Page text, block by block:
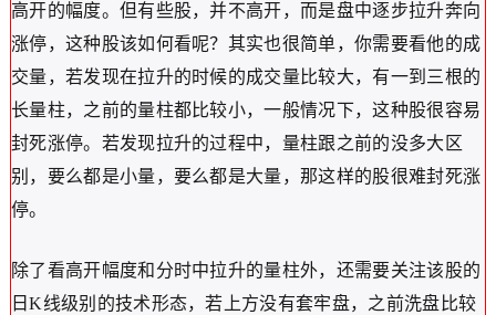
高开的幅度。但有些股，并不高开，而是盘中逐步拉升奔向
涨停，这种股该如何看呢？其实也很简单，你需要看他的成
交量，若发现在拉升的时候的成交量比较大，有一到三根的
长量柱，之前的量柱都比较小，一般情况下，这种股很容易
封死涨停。若发现拉升的过程中，量柱跟之前的没多大区
别，要么都是小量，要么都是大量，那这样的股很难封死涨
停。
除了看高开幅度和分时中拉升的量柱外，还需要关注该股的
日K线级别的技术形态，若上方没有套牢盘，之前洗盘比较